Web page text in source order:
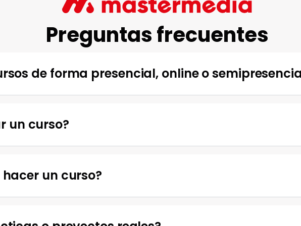
Preguntas frecuentes
de forma presencial, online o
un curso?
un curso?